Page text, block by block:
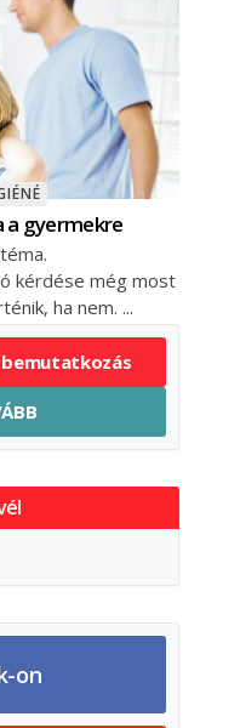
a gyermekre
kérdése még most
ha nem.
bemutatkozás
on